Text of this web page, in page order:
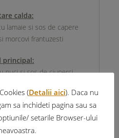
calda:
lamaie si sos de capere
morcovi frantuzesti
principal:
nuci si sos de ciuperci
si cartofi aurii
varza cu rosii
Cafea
(Detalii aici). Daca nu
sa inchideti pagina sau sa
setarile Browser-ului